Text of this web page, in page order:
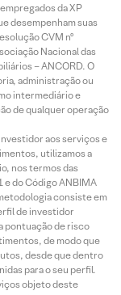
da XP
desempenham suas
CVM nº
Nacional das
– ANCORD. O
administração ou
intermediário e
de qualquer operação
aos serviços e
utilizamos a
nos termos das
e do Código ANBIMA
consiste em
de investidor
pontuação de risco
de modo que
desde que dentro
para o seu perfil.
objeto deste